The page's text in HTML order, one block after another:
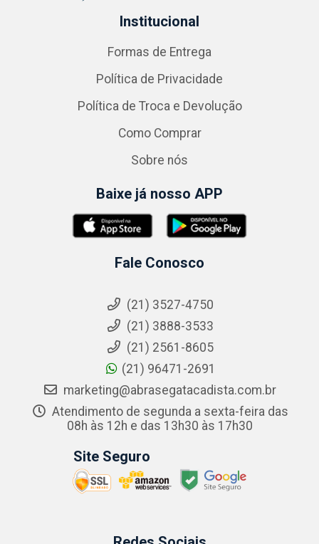
Institucional
Formas de Entrega
Política de Privacidade
Política de Troca e Devolução
Como Comprar
Sobre nós
Baixe já nosso APP
Fale Conosco
(21) 3527-4750
(21) 3888-3533
(21) 2561-8605
(21) 96471-2691
marketing@abrasegatacadista.com.br
Atendimento de segunda a sexta-feira das
08h às 12h e das 13h30 às 17h30
Site Seguro